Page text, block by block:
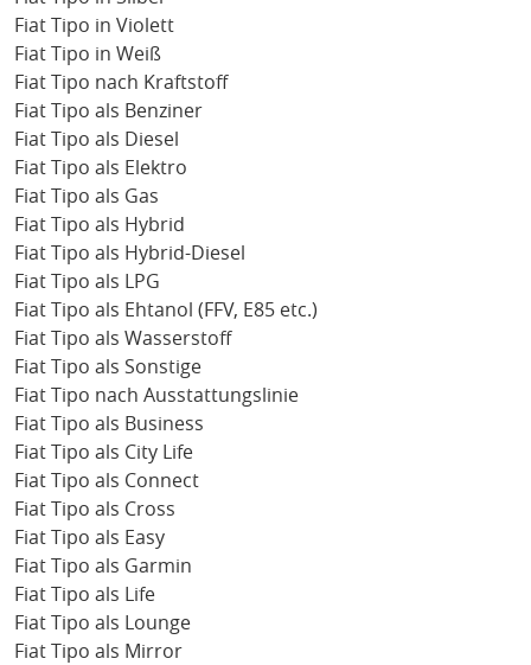
Fiat Tipo in Violett
Fiat Tipo in Weiß
Fiat Tipo nach Kraftstoff
Fiat Tipo als Benziner
Fiat Tipo als Diesel
Fiat Tipo als Elektro
Fiat Tipo als Gas
Fiat Tipo als Hybrid
Fiat Tipo als Hybrid-Diesel
Fiat Tipo als LPG
Fiat Tipo als Ehtanol (FFV, E85 etc.)
Fiat Tipo als Wasserstoff
Fiat Tipo als Sonstige
Fiat Tipo nach Ausstattungslinie
Fiat Tipo als Business
Fiat Tipo als City Life
Fiat Tipo als Connect
Fiat Tipo als Cross
Fiat Tipo als Easy
Fiat Tipo als Garmin
Fiat Tipo als Life
Fiat Tipo als Lounge
Fiat Tipo als Mirror